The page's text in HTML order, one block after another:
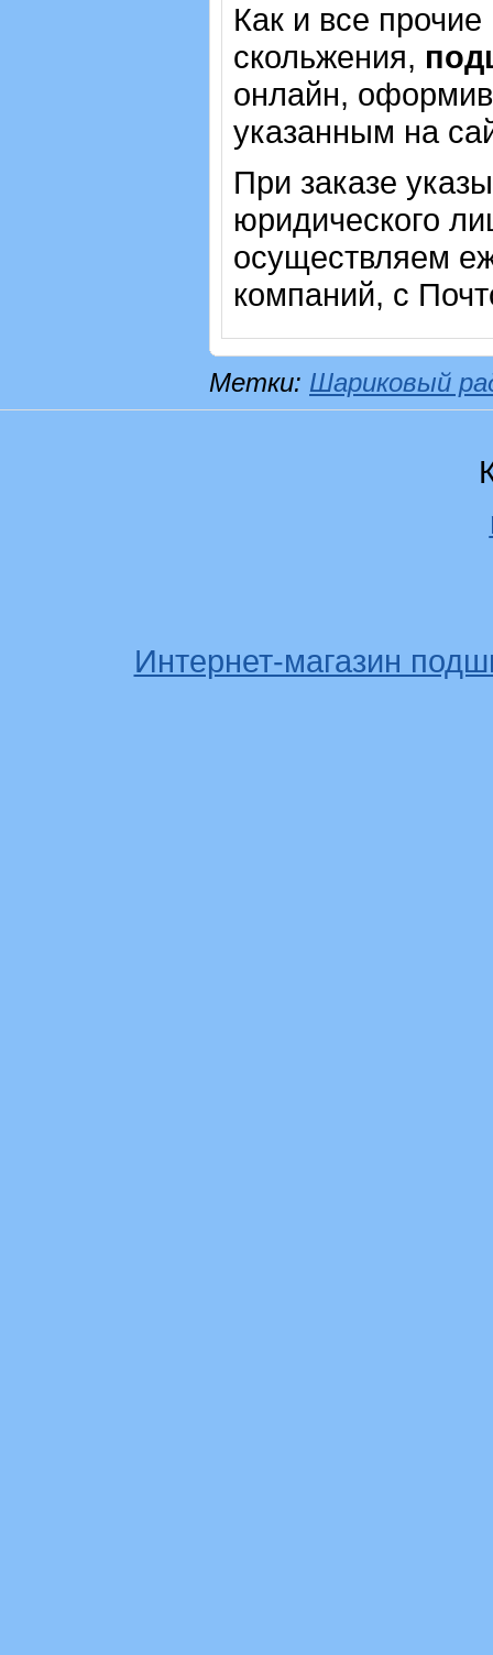
Как и все
скольжения,
онлайн, оформив
указанным на
При заказе
юридического
осуществляем
компаний, с
Метки: Шариковый
Интернет-магазин